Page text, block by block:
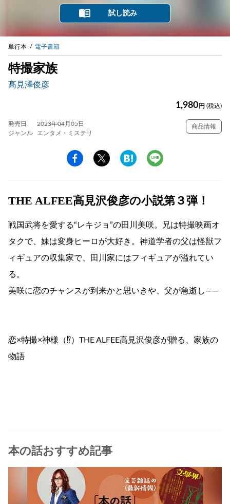
試し読み
単行本 電子書籍
特撮家族
髙見澤俊彦
1,980 円 (税込)
発売日
2023年04月05日
ジャンル
エンタメ・ミステリ
商品情報
THE ALFEE高見沢俊彦の小説第３弾！
戦国武将を愛する“レキジョ”の田川美咲。兄は特撮映画オ
タクで、妹は変身ヒーロが大好き。神道学者の父は怪獣フ
ィギュアの収集家で、田川家にはフィギュアが溢れてい
る。
美咲に恋のチャンスが到来かと思いきや、父が急逝し――
恋×特撮×神様（⁉）THE ALFEE高見沢俊彦が贈る、家族の
物語
本の話おすすめ記事